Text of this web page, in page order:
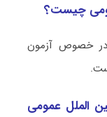
چیست؟
در خصوص آزمون
‌الملل عمومی